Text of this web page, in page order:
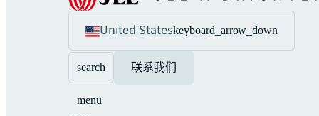
United Stateskeyboard_arrow_down
search 联系我们
menu